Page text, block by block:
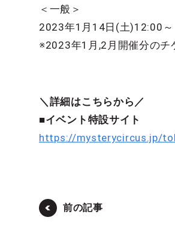
＜一般＞
2023年1月14日(土)12:00～
※2023年1月,2月開催分のチ
＼詳細はこちらから／
■イベント特設サイト
https://mysterycircus.jp/
前の記事